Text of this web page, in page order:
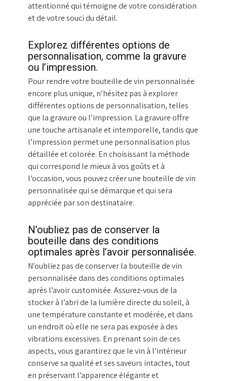
attentionné qui témoigne de votre considération
et de votre souci du détail.
Explorez différentes options de
personnalisation, comme la gravure
ou l’impression.
Pour rendre votre bouteille de vin personnalisée
encore plus unique, n’hésitez pas à explorer
différentes options de personnalisation, telles
que la gravure ou l’impression. La gravure offre
une touche artisanale et intemporelle, tandis que
l’impression permet une personnalisation plus
détaillée et colorée. En choisissant la méthode
qui correspond le mieux à vos goûts et à
l’occasion, vous pouvez créer une bouteille de vin
personnalisée qui se démarque et qui sera
appréciée par son destinataire.
N’oubliez pas de conserver la
bouteille dans des conditions
optimales après l’avoir personnalisée.
N’oubliez pas de conserver la bouteille de vin
personnalisée dans des conditions optimales
après l’avoir customisée. Assurez-vous de la
stocker à l’abri de la lumière directe du soleil, à
une température constante et modérée, et dans
un endroit où elle ne sera pas exposée à des
vibrations excessives. En prenant soin de ces
aspects, vous garantirez que le vin à l’intérieur
conserve sa qualité et ses saveurs intactes, tout
en préservant l’apparence élégante et